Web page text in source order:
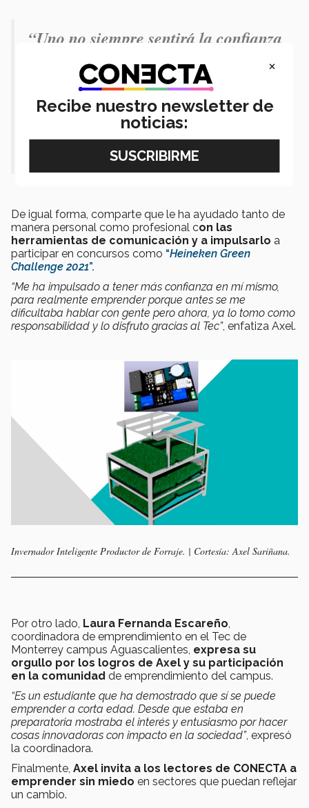
“Uno no siempre sentirá la confianza
en los proyectos, pero no tengan
miedo, somos la generación de la
innovación y tenemos múltiples
herramientas para emprender”.-
Axel Sariñana.
De igual forma, comparte que le ha ayudado tanto de
manera personal como profesional con las
herramientas de comunicación y a impulsarlo a
participar en concursos como “Heineken Green
Challenge 2021”.
“Me ha impulsado a tener más confianza en mí mismo,
para realmente emprender porque antes se me
dificultaba hablar con gente pero ahora, ya lo tomo como
responsabilidad y lo disfruto gracias al Tec”, enfatiza Axel.
Invernador Inteligente Productor de Forraje. | Cortesía: Axel Sariñana.
Por otro lado, Laura Fernanda Escareño
coordinadora de emprendimiento en el Tec de
Monterrey campus Aguascalientes, expresa su
orgullo por los logros de Axel y su participación
en la comunidad de emprendimiento del campus.
“Es un estudiante que ha demostrado que sí se puede
emprender a corta edad. Desde que estaba en
preparatoria mostraba el interés y entusiasmo por hacer
cosas innovadoras con impacto en la sociedad”, expresó
la coordinadora.
Finalmente, Axel invita a los lectores de CONECTA a
emprender sin miedo en sectores que puedan reflejar
un cambio.
×
Recibe nuestro newsletter de
noticias: